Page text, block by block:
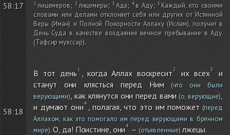
58:17 лицемеров; лицемеры; Ада; в Аду;
Каждый, кто своими
словами или делами отклоняет себя или других от Истинной
Веры(Иман) и Полной Покорности Аллаху(Ислам), получит в
День Суда в качестве воздаяния вечное пребывание в Аду.
(Тафсир муяссар).
58:18
В тот день , когда Аллах воскресит их всех
и
станут они клясться перед Ним(что они были
верующими) , как клянутся они перед вами (о, верующие)
и думают они
, полагая, что это им поможет(перед
Аллахом, как это помогало им перед верующими в бренном
мире). О, да! Поистине, они – (отъявленные)лжецы.